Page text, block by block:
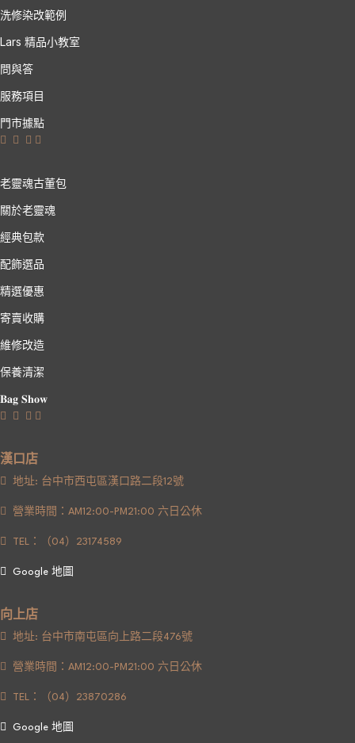
洗修染改範例
Lars 精品小教室
問與答
服務項目
門市據點
老靈魂古董包
關於老靈魂
經典包款
配飾選品
精選優惠
寄賣收購
維修改造
保養清潔
𝐁𝐚𝐠 𝐒𝐡𝐨𝐰
漢口店
地址: 台中市西屯區漢口路二段12號
營業時間：AM12:00-PM21:00 六日公休
TEL：（04）23174589
Google 地圖
向上店
地址: 台中市南屯區向上路二段476號
營業時間：AM12:00-PM21:00 六日公休
TEL：（04）23870286
Google 地圖